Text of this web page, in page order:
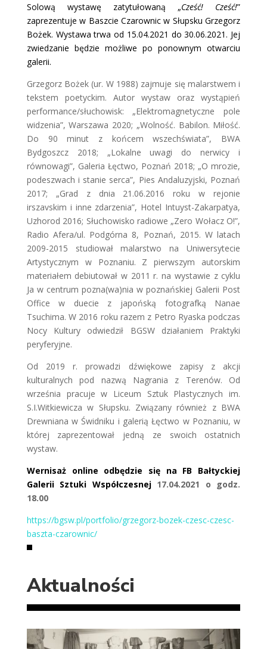
Solową wystawę zatytułowaną „Cześć! Cześć!”
zaprezentuje w Baszcie Czarownic w Słupsku Grzegorz
Bożek. Wystawa trwa od 15.04.2021 do 30.06.2021. Jej
zwiedzanie będzie możliwe po ponownym otwarciu
galerii.
Grzegorz Bożek (ur. W 1988) zajmuje się malarstwem i
tekstem poetyckim. Autor wystaw oraz wystąpień
performance/słuchowisk: „Elektromagnetyczne pole
widzenia”, Warszawa 2020; „Wolność. Babilon. Miłość.
Do 90 minut z końcem wszechświata”, BWA
Bydgoszcz 2018; „Lokalne uwagi do nerwicy i
równowagi”, Galeria Łęctwo, Poznań 2018; „O mrozie,
podeszwach i stanie serca”, Pies Andaluzyjski, Poznań
2017; „Grad z dnia 21.06.2016 roku w rejonie
irszavskim i inne zdarzenia”, Hotel Intuyst-Zakarpatya,
Uzhorod 2016; Słuchowisko radiowe „Zero Wołacz O!”,
Radio Afera/ul. Podgórna 8, Poznań, 2015. W latach
2009-2015 studiował malarstwo na Uniwersytecie
Artystycznym w Poznaniu. Z pierwszym autorskim
materiałem debiutował w 2011 r. na wystawie z cyklu
Ja w centrum pozna(wa)nia w poznańskiej Galerii Post
Office w duecie z japońską fotografką Nanae
Tsuchima. W 2016 roku razem z Petro Ryaska podczas
Nocy Kultury odwiedził BGSW działaniem Praktyki
peryferyjne.
Od 2019 r. prowadzi dźwiękowe zapisy z akcji
kulturalnych pod nazwą Nagrania z Terenów. Od
września pracuje w Liceum Sztuk Plastycznych im.
S.I.Witkiewicza w Słupsku. Związany również z BWA
Drewniana w Świdniku i galerią Łęctwo w Poznaniu, w
której zaprezentował jedną ze swoich ostatnich
wystaw.
Wernisaż online odbędzie się na FB Bałtyckiej
Galerii Sztuki Współczesnej 17.04.2021 o godz.
18.00
https://bgsw.pl/portfolio/grzegorz-bozek-czesc-czesc-
baszta-czarownic/
Aktualności